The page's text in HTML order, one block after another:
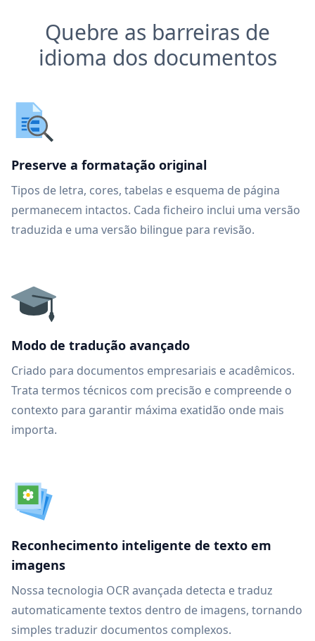
Quebre as barreiras de
idioma dos documentos
Preserve a formatação original
Tipos de letra, cores, tabelas e esquema de página
permanecem intactos. Cada ficheiro inclui uma versão
traduzida e uma versão bilingue para revisão.
Modo de tradução avançado
Criado para documentos empresariais e acadêmicos.
Trata termos técnicos com precisão e compreende o
contexto para garantir máxima exatidão onde mais
importa.
Reconhecimento inteligente de texto em
imagens
Nossa tecnologia OCR avançada detecta e traduz
automaticamente textos dentro de imagens, tornando
simples traduzir documentos complexos.